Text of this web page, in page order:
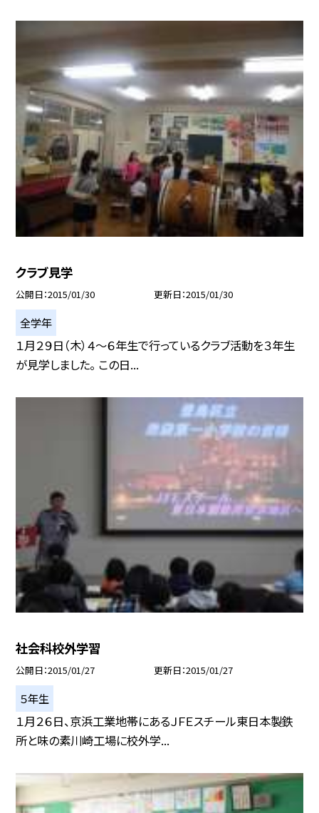
クラブ見学
公開日 2015/01/30 更新日 2015/01/30
全学年
１月２９日（木）４〜６年生で行っているクラブ活動を３年生
が見学しました。 この日...
社会科校外学習
公開日 2015/01/27 更新日 2015/01/27
５年生
１月２６日、京浜工業地帯にあるＪＦＥスチール東日本製鉄
所と味の素川崎工場に校外学...